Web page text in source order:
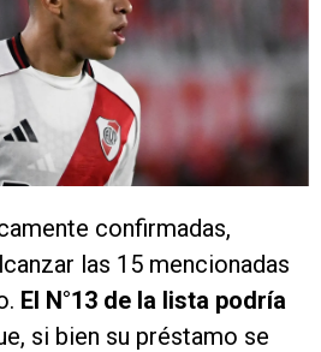
confirmadas,
las 15 mencionadas
El N°13 de la lista podría
si bien su préstamo se